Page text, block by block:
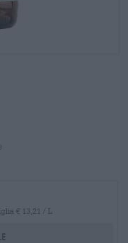
€ 13,21 / L